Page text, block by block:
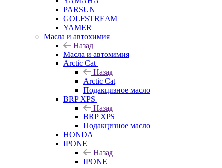
PARSUN
GOLFSTREAM
YAMER
Масла и автохимия
Назад
Масла и автохимия
Arctic Cat
Назад
Arctic Cat
Подакцизное масло
BRP XPS
Назад
BRP XPS
Подакцизное масло
HONDA
IPONE
Назад
IPONE